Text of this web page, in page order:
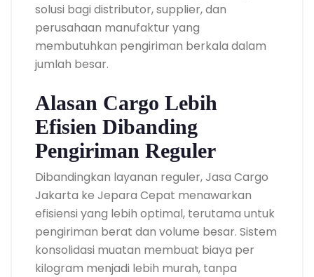
solusi bagi distributor, supplier, dan
perusahaan manufaktur yang
membutuhkan pengiriman berkala dalam
jumlah besar.
Alasan Cargo Lebih
Efisien Dibanding
Pengiriman Reguler
Dibandingkan layanan reguler, Jasa Cargo
Jakarta ke Jepara Cepat menawarkan
efisiensi yang lebih optimal, terutama untuk
pengiriman berat dan volume besar. Sistem
konsolidasi muatan membuat biaya per
kilogram menjadi lebih murah, tanpa